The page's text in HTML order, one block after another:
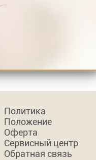
Политика
Положение
Оферта
Сервисный центр
Обратная связь